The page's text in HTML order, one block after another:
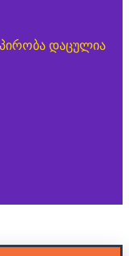
პირობა დაცულია